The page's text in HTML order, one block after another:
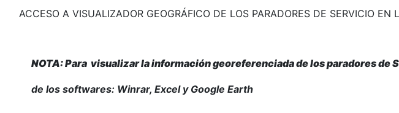
ACCESO A VISUALIZADOR GEOGRÁFICO DE LOS PARADORES DE SERVICIO EN
NOTA: Para visualizar la información georeferenciada de los paradores de
de los softwares: Winrar, Excel y Google Earth